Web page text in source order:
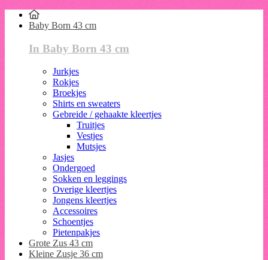
Baby Born 43 cm
In Baby Born 43 cm
Jurkjes
Rokjes
Broekjes
Shirts en sweaters
Gebreide / gehaakte kleertjes
Truitjes
Vestjes
Mutsjes
Jasjes
Ondergoed
Sokken en leggings
Overige kleertjes
Jongens kleertjes
Accessoires
Schoentjes
Pietenpakjes
Grote Zus 43 cm
Kleine Zusje 36 cm